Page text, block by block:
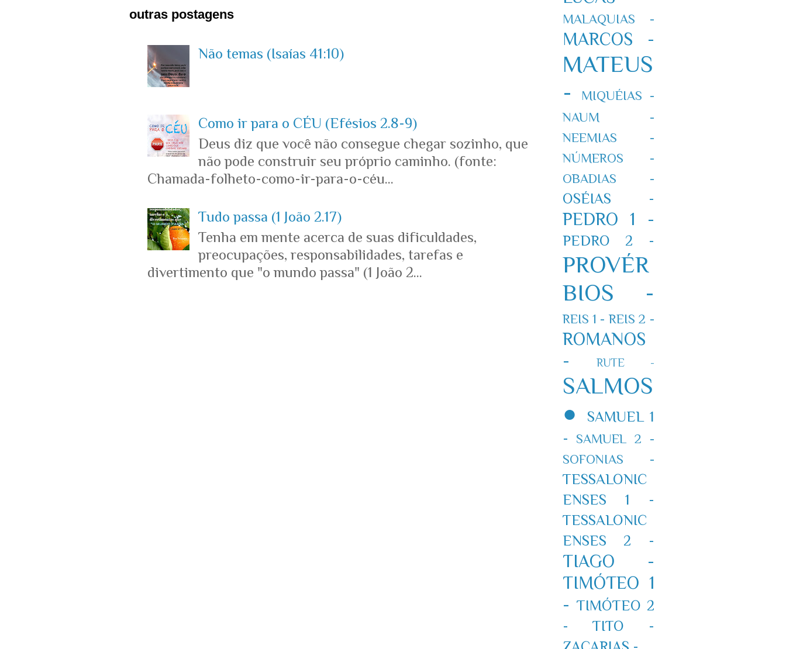
outras postagens
Não temas (Isaías 41:10)
Como ir para o CÉU (Efésios 2.8-9)
Deus diz que você não consegue chegar sozinho, que
não pode construir seu próprio caminho. (fonte:
Chamada-folheto-como-ir-para-o-céu...
Tudo passa (1 João 2.17)
Tenha em mente acerca de suas dificuldades,
preocupações, responsabilidades, tarefas e
divertimento que "o mundo passa" (1 João 2...
MALAQUIAS -
MARCOS -
MATEUS
-
MIQUÉIAS -
NAUM -
NEEMIAS -
NÚMEROS -
OBADIAS -
OSÉIAS -
PEDRO 1 -
PEDRO 2 -
PROVÉR
BIOS -
REIS 1 - REIS 2 -
ROMANOS
-
RUTE -
SALMOS
●
SAMUEL 1
-
SAMUEL 2 -
SOFONIAS -
TESSALONIC
ENSES 1 -
TESSALONIC
ENSES 2 -
TIAGO -
TIMÓTEO 1
- TIMÓTEO 2
-
TITO -